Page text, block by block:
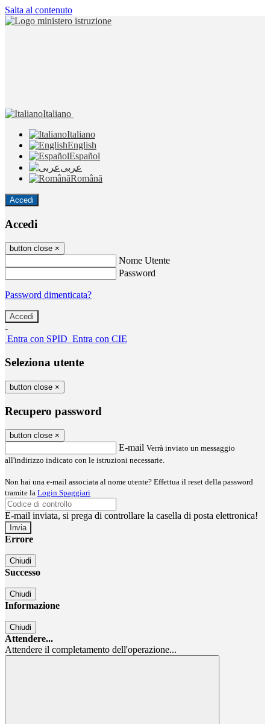
Salta al contenuto
Italiano
Italiano
English
Español
عربى
Română
Accedi
Accedi
button close ×
Nome Utente
Password
Password dimenticata?
-
Entra con SPID Entra con CIE
Seleziona utente
button close ×
Recupero password
button close ×
E-mail Verrà inviato un messaggio
all'indirizzo indicato con le istruzioni necessarie.
Non hai una e-mail associata al nome utente? Effettua il reset della password
tramite la Login Spaggiari
E-mail inviata, si prega di controllare la casella di posta elettronica!
Errore
Chiudi
Successo
Chiudi
Informazione
Chiudi
Attendere...
Attendere il completamento dell'operazione...